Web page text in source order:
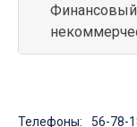
Финансовый
Телефоны: 56-78-